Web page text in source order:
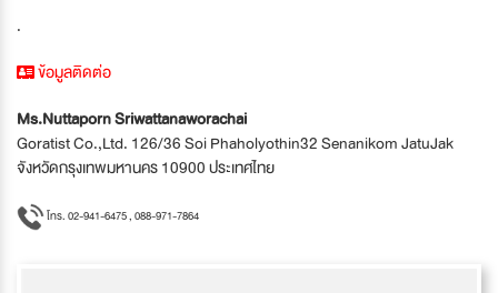
.
ข้อมูลติดต่อ
Ms.Nuttaporn Sriwattanaworachai
Goratist Co.,Ltd. 126/36 Soi Phaholyothin32 Senanikom JatuJak
จังหวัดกรุงเทพมหานคร 10900 ประเทศไทย
โทร. 02-941-6475 , 088-971-7864